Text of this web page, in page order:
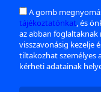
A gomb
tájékoztatónkat, és
az abban foglaltaknak
visszavonásig kezelje
tiltakozhat személyes
kérheti adatainak